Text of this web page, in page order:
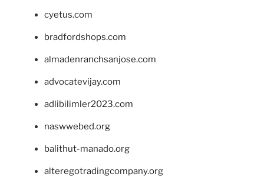
cyetus.com
bradfordshops.com
almadenranchsanjose.com
advocatevijay.com
adlibilimler2023.com
naswwebed.org
balithut-manado.org
alteregotradingcompany.org